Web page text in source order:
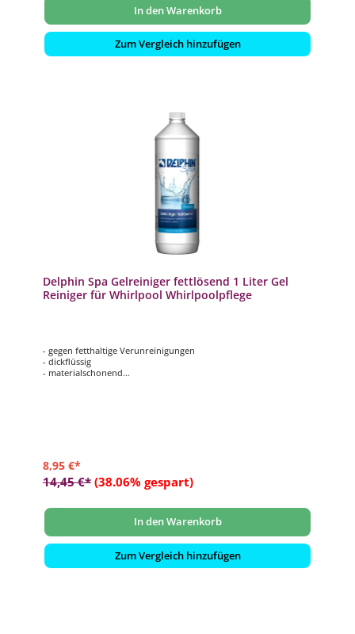
In den Warenkorb
Zum Vergleich hinzufügen
Delphin Spa Gelreiniger fettlösend 1 Liter Gel
Reiniger für Whirlpool Whirlpoolpflege
- gegen fetthaltige Verunreinigungen
- dickflüssig
- materialschonend
8,95 €*
14,45 €* (38.06% gespart)
In den Warenkorb
Zum Vergleich hinzufügen